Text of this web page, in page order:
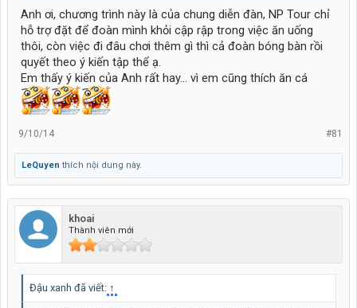
Anh ơi, chương trình này là của chung diễn đàn, NP Tour chỉ
hỗ trợ đặt để đoàn mình khỏi cập rập trong việc ăn uống
thôi, còn việc đi đâu chơi thêm gì thì cả đoàn bóng bàn rồi
quyết theo ý kiến tập thể ạ.
Em thấy ý kiến của Anh rất hay... vì em cũng thích ăn cá
#81
9/10/14
LeQuyen thích nội dung này.
khoai
Thành viên mới
Đậu xanh đã viết: ↑